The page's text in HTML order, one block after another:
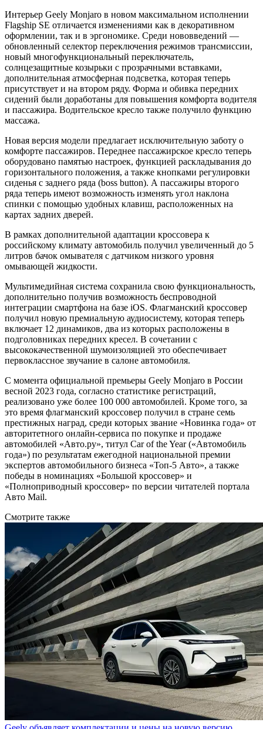
Интерьер Geely Monjaro в новом максимальном исполнении
Flagship SE отличается изменениями как в декоративном
оформлении, так и в эргономике. Среди нововведений —
обновленный селектор переключения режимов трансмиссии,
новый многофункциональный переключатель,
солнцезащитные козырьки с прозрачными вставками,
дополнительная атмосферная подсветка, которая теперь
присутствует и на втором ряду. Форма и обивка передних
сидений были доработаны для повышения комфорта водителя
и пассажира. Водительское кресло также получило функцию
массажа.
Новая версия модели предлагает исключительную заботу о
комфорте пассажиров. Переднее пассажирское кресло теперь
оборудовано памятью настроек, функцией раскладывания до
горизонтального положения, а также кнопками регулировки
сиденья с заднего ряда (boss button). А пассажиры второго
ряда теперь имеют возможность изменять угол наклона
спинки с помощью удобных клавиш, расположенных на
картах задних дверей.
В рамках дополнительной адаптации кроссовера к
российскому климату автомобиль получил увеличенный до 5
литров бачок омывателя с датчиком низкого уровня
омывающей жидкости.
Мультимедийная система сохранила свою функциональность,
дополнительно получив возможность беспроводной
интеграции смартфона на базе iOS. Флагманский кроссовер
получил новую премиальную аудиосистему, которая теперь
включает 12 динамиков, два из которых расположены в
подголовниках передних кресел. В сочетании с
высококачественной шумоизоляцией это обеспечивает
первоклассное звучание в салоне автомобиля.
С момента официальной премьеры Geely Monjaro в России
весной 2023 года, согласно статистике регистраций,
реализовано уже более 100 000 автомобилей. Кроме того, за
это время флагманский кроссовер получил в стране семь
престижных наград, среди которых звание «Новинка года» от
авторитетного онлайн-сервиса по покупке и продаже
автомобилей «Авто.ру», титул Car of the Year («Автомобиль
года») по результатам ежегодной национальной премии
экспертов автомобильного бизнеса «Топ-5 Авто», а также
победы в номинациях «Большой кроссовер» и
«Полноприводный кроссовер» по версии читателей портала
Авто Mail.
Смотрите также